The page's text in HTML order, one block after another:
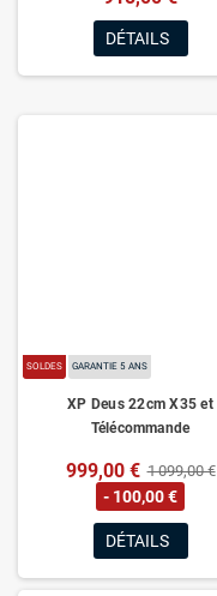
DÉTAILS
SOLDES GARANTIE 5 ANS
XP Deus 22cm X35 et
Télécommande
999,00 € 1 099,00 €
- 100,00 €
DÉTAILS